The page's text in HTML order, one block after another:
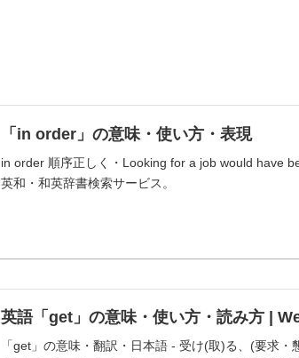
「in order」の意味・使い方・表現
in order 順序正しく・Looking for a job would have
英和・和英辞書検索サービス。
英語「get」の意味・使い方・読み方 |
「get」の意味・翻訳・日本語 - 受け(取)る、(要求